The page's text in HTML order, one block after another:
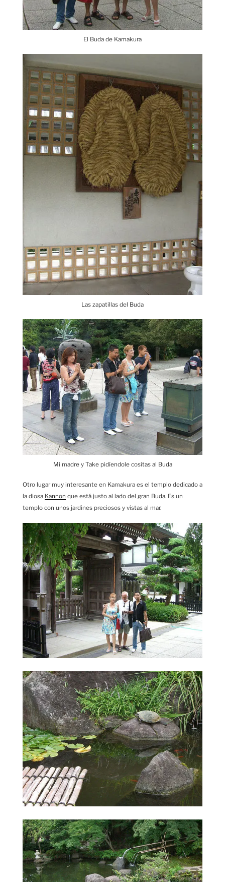
El Buda de Kamakura
Las zapatillas del Buda
Mi madre y Take pidíendole cositas al Buda
Otro lugar muy interesante en Kamakura es el templo dedicado a
la diosa Kannon que está justo al lado del gran Buda. Es un
templo con unos jardines preciosos y vistas al mar.